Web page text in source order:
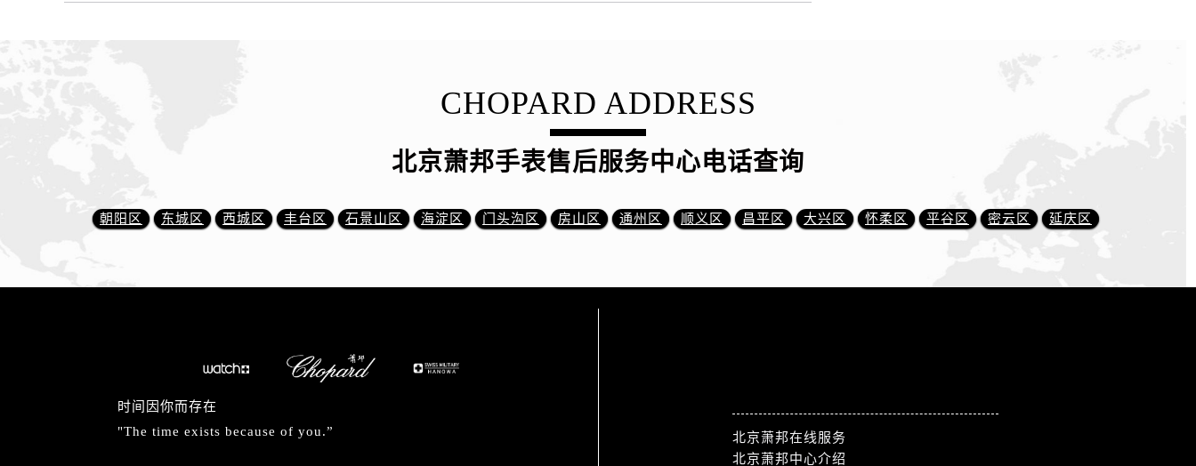
CHOPARD ADDRESS
北京萧邦手表售后服务中心电话查询
朝阳区 东城区 西城区 丰台区 石景山区 海淀区 门头沟区 房山区 通州区 顺义区 昌平区 大兴区 怀柔区 平谷区 密云区 延庆区
时间因你而存在
"The time exists because of you.”
北京萧邦在线服务
北京萧邦中心介绍